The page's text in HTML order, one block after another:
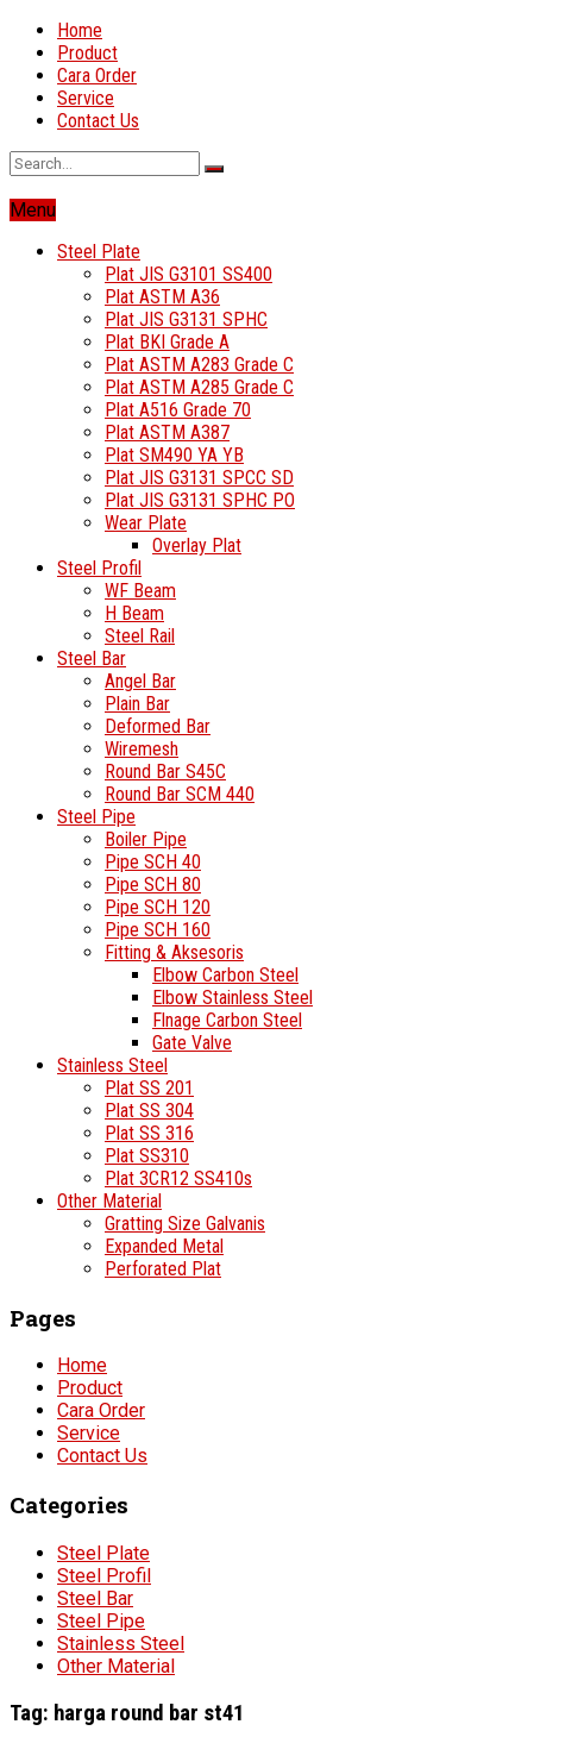
Home
Product
Cara Order
Service
Contact Us
Menu
Steel Plate
Plat JIS G3101 SS400
Plat ASTM A36
Plat JIS G3131 SPHC
Plat BKI Grade A
Plat ASTM A283 Grade C
Plat ASTM A285 Grade C
Plat A516 Grade 70
Plat ASTM A387
Plat SM490 YA YB
Plat JIS G3131 SPCC SD
Plat JIS G3131 SPHC PO
Wear Plate
Overlay Plat
Steel Profil
WF Beam
H Beam
Steel Rail
Steel Bar
Angel Bar
Plain Bar
Deformed Bar
Wiremesh
Round Bar S45C
Round Bar SCM 440
Steel Pipe
Boiler Pipe
Pipe SCH 40
Pipe SCH 80
Pipe SCH 120
Pipe SCH 160
Fitting & Aksesoris
Elbow Carbon Steel
Elbow Stainless Steel
Flnage Carbon Steel
Gate Valve
Stainless Steel
Plat SS 201
Plat SS 304
Plat SS 316
Plat SS310
Plat 3CR12 SS410s
Other Material
Gratting Size Galvanis
Expanded Metal
Perforated Plat
Pages
Home
Product
Cara Order
Service
Contact Us
Categories
Steel Plate
Steel Profil
Steel Bar
Steel Pipe
Stainless Steel
Other Material
Tag: harga round bar st41